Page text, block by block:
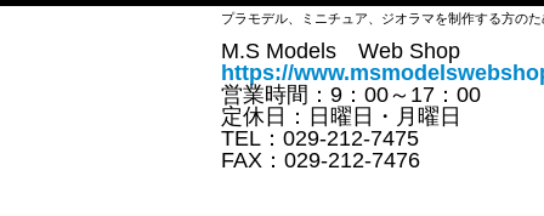
プラモデル、ミニチュア、ジオラマを制作する方の
M.S Models Web Shop
https://
営業時間：9：00～17：00
定休日：日曜日・月曜日
TEL：029-212-7475
FAX：029-212-7476